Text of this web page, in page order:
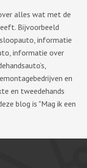
alles wat met de
Bijvoorbeeld
informatie
informatie over
en
en tweedehands
blog is "Mag ik een